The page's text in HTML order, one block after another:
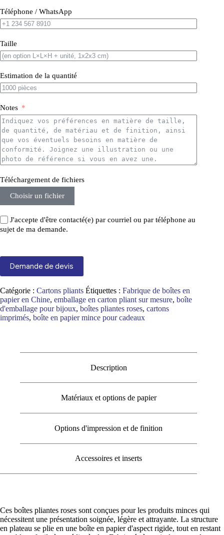
Téléphone / WhatsApp
Taille
Estimation de la quantité
Notes
Téléchargement de fichiers
Choisir un fichier
J'accepte d'être contacté(e) par courriel ou par téléphone au
sujet de ma demande.
Demande de devis
Catégorie : Cartons pliants Étiquettes : Fabrique de boîtes en
papier en Chine, emballage en carton pliant sur mesure, boîte
d'emballage pour bijoux, boîtes pliantes roses, cartons
imprimés, boîte en papier mince pour cadeaux
Description
Matériaux et options de papier
Options d'impression et de finition
Accessoires et inserts
Ces boîtes pliantes roses sont conçues pour les produits minces qui
nécessitent une présentation soignée, légère et attrayante. La structure
en plateau se plie en une boîte en papier d'aspect rigide, tout en restant